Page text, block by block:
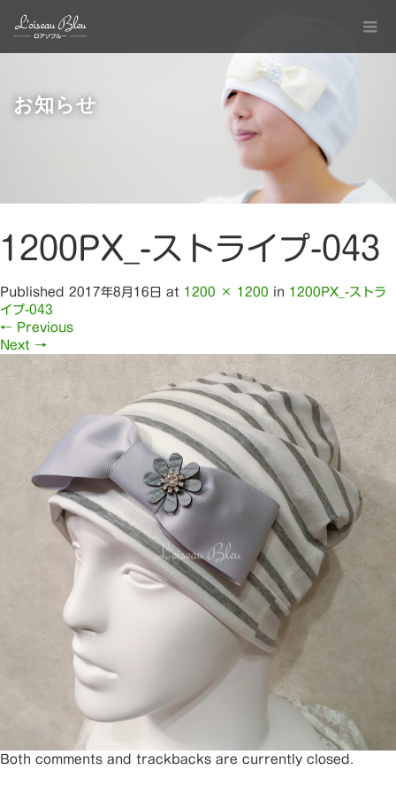
お知らせ
1200PX_-ストライプ-043
Published 2017年8月16日 at 1200 × 1200 in 1200PX_-ストラ
イプ-043
← Previous
Next →
Both comments and trackbacks are currently closed.